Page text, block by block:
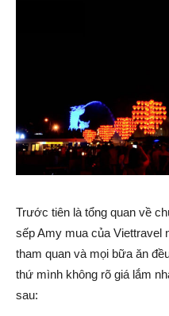
Trước tiên là tổng quan về
sếp Amy mua của Viettravel
tham quan và mọi bữa ăn
thứ mình không rõ giá lắm
sau: